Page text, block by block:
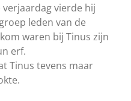
vierde hij
leden van de
waren bij Tinus zijn
erf.
Tinus tevens maar